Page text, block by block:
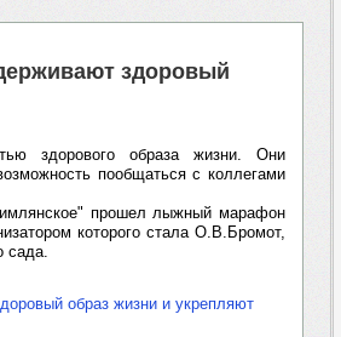
здоровый
здорового образа жизни. Они
пообщаться с коллегами
прошел лыжный марафон
которого стала О.В.Бромот,
сада.
образ жизни и укрепляют